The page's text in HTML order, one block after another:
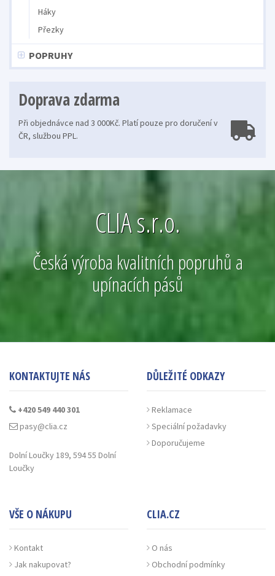
Háky
Přezky
POPRUHY
Doprava zdarma
Při objednávce nad 3 000Kč. Platí pouze pro doručení v
ČR, službou PPL.
CLIA s.r.o.
Česká výroba kvalitních popruhů a
upínacích pásů
KONTAKTUJTE NÁS
+420 549 440 301
pasy@clia.cz
Dolní Loučky 189, 594 55 Dolní
Loučky
DŮLEŽITÉ ODKAZY
Reklamace
Speciální požadavky
Doporučujeme
VŠE O NÁKUPU
Kontakt
Jak nakupovat?
CLIA.CZ
O nás
Obchodní podmínky